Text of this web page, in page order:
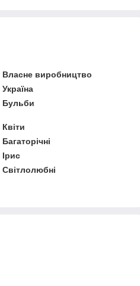
Власне виробництво
Україна
Бульби
Квіти
Багаторічні
Ірис
Світлолюбні